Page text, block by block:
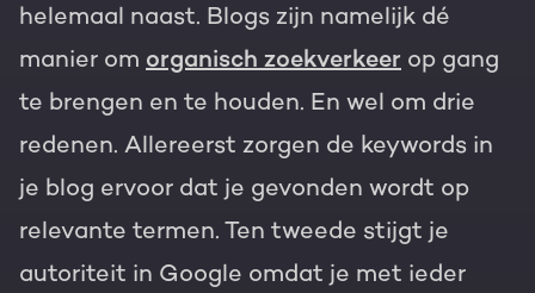
helemaal naast. Blogs zijn namelijk dé
manier om organisch zoekverkeer op gang
te brengen en te houden. En wel om drie
redenen. Allereerst zorgen de keywords in
je blog ervoor dat je gevonden wordt op
relevante termen. Ten tweede stijgt je
autoriteit in Google omdat je met ieder